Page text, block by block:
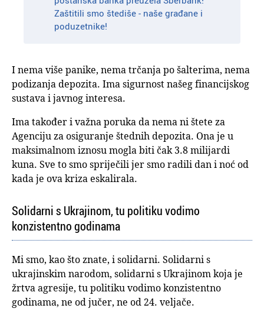
Zaštitili smo štediše - naše građane i
poduzetnike!
I nema više panike, nema trčanja po šalterima, nema
podizanja depozita. Ima sigurnost našeg financijskog
sustava i javnog interesa.
Ima također i važna poruka da nema ni štete za
Agenciju za osiguranje štednih depozita. Ona je u
maksimalnom iznosu mogla biti čak 3.8 milijardi
kuna. Sve to smo spriječili jer smo radili dan i noć od
kada je ova kriza eskalirala.
Solidarni s Ukrajinom, tu politiku vodimo
konzistentno godinama
Mi smo, kao što znate, i solidarni. Solidarni s
ukrajinskim narodom, solidarni s Ukrajinom koja je
žrtva agresije, tu politiku vodimo konzistentno
godinama, ne od jučer, ne od 24. veljače.